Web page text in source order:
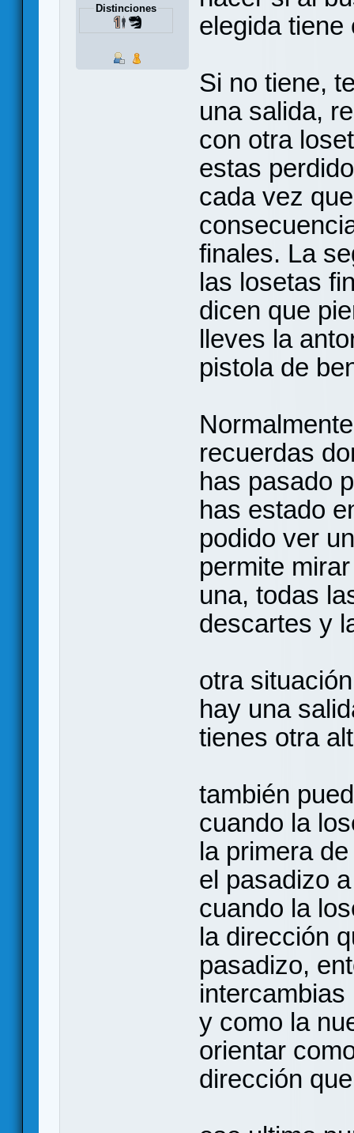
Distinciones
elegida tiene
Si no tiene,
una salida,
con otra
estas
cada vez
finales. La
las losetas
dicen que
lleves la
pistola de
recuerdas
has pasado
has estado
podido ver
permite
una, todas
descartes y
otra
hay una
tienes otra
también
cuando la
la primera
el pasadizo
cuando la
la dirección
pasadizo,
y como la
orientar
dirección